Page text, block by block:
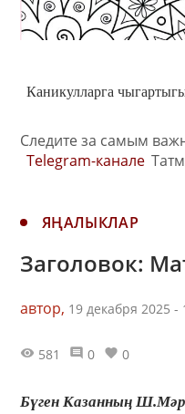
Каникулларга
Следите за самым
Telegram-канале
ЯҢАЛЫКЛАР
Заголовок:
автор, 19 декабря 2025 -
581 0 0
Бүген Казанның